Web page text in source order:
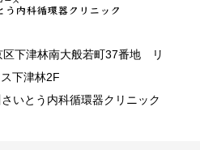
下津林南大般若町37番地 リ
下津林2F
いとう内科循環器クリニック